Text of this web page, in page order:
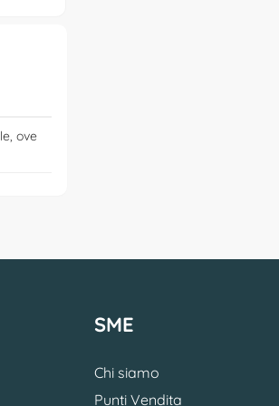
ove
SME
Chi siamo
Punti Vendita